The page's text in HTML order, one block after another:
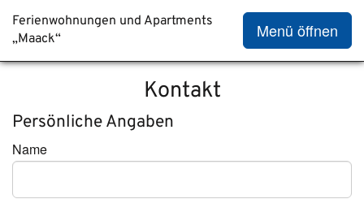
Menü öffnen
Ferienwohnungen und Apartments
„Maack“
Kontakt
Persönliche Angaben
Name